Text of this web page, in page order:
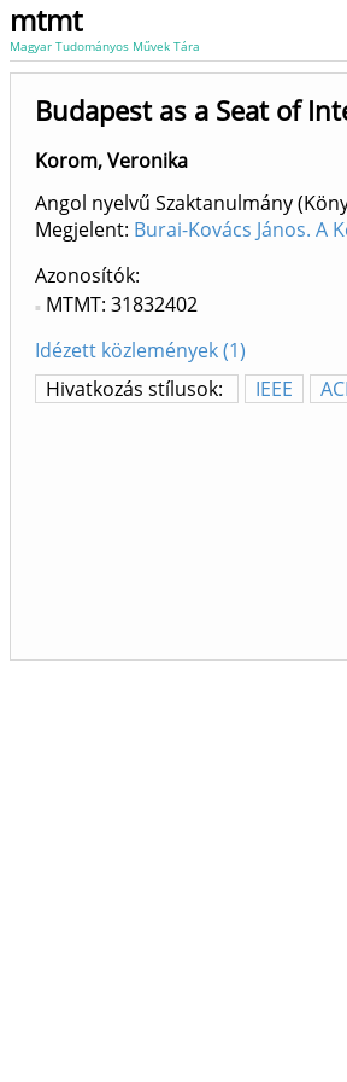
mtmt
Magyar Tudományos Művek Tára
Budapest as a Seat of
Korom, Veronika
Angol nyelvű Szaktanulmány
Megjelent: Burai-Kovács János. A
Azonosítók
MTMT: 31832402
Idézett közlemények (1)
Hivatkozás stílusok:
IEEE